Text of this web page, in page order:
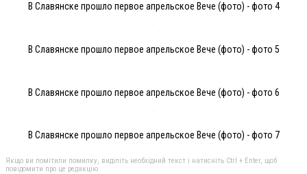
В Славянске прошло первое апрельское Вече (фото) - фото 4
В Славянске прошло первое апрельское Вече (фото) - фото 5
В Славянске прошло первое апрельское Вече (фото) - фото 6
В Славянске прошло первое апрельское Вече (фото) - фото 7
Якщо ви помітили помилку, виділіть необхідний текст і натисніть Ctrl + Enter, щоб
повідомити про це редакцію